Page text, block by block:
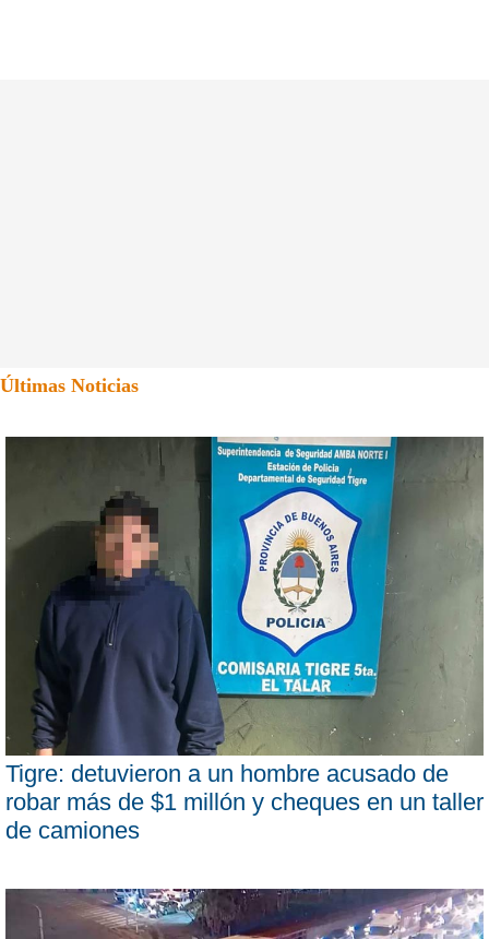
Últimas Noticias
Tigre: detuvieron a un hombre acusado de
robar más de $1 millón y cheques en un taller
de camiones